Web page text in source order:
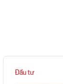
Đầu tư